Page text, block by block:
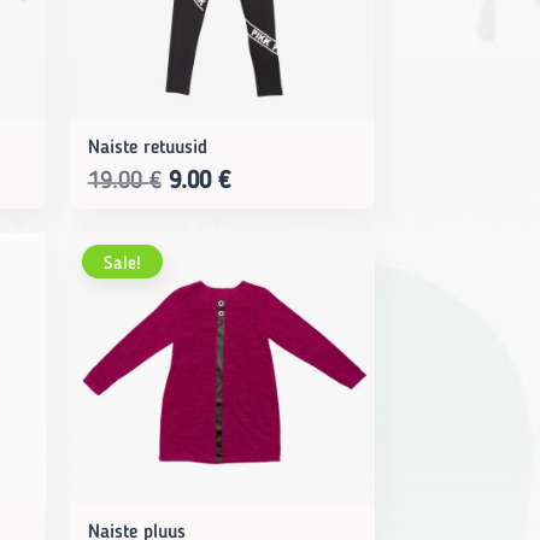
Naiste retuusid
19.00€ Original
19.00 €.
9.00 €Current
9.00 €.
Sale!
Naiste pluus